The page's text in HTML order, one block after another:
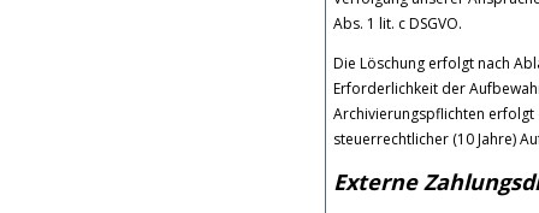
Abs. 1 lit. c DSGVO.
Die Löschung erfolgt nach
Erforderlichkeit der
Archivierungspflichten erfolgt
steuerrechtlicher (10 Jahre)
Externe